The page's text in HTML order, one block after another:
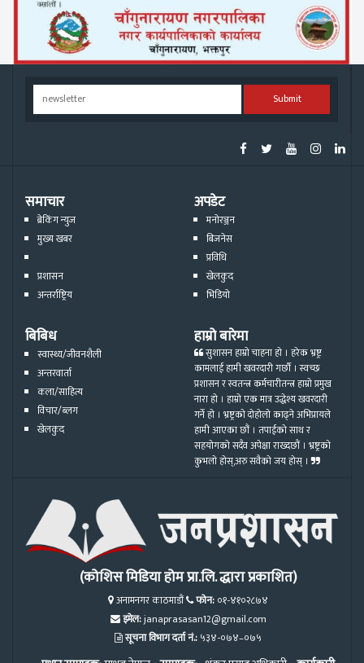
Submit
समाचार
ब्रेकिंग न्युज
मुख्य खबर
प्रशासन
अन्तर्राष्ट्रिय
अपडेट
मनोरञ्जन
बिजनेस
प्रविधि
खेलकुद
भिडियो
बिबिध
स्वास्थ्य/जीवनशैली
अन्तरवार्ता
कला/साहित्य
विचार/ब्लग
खेलकुद
हाम्रो बारेमा
सुशासन हाम्रो चाहना हो । हरेक भ्रष्ट्र
कामलाई हामी खवरदारी गर्छौ । स्वच्छ
प्रशासन र स्वतन्त्र कर्मचारीतन्त्र हाम्रो प्रमुख
नारा हो । हाम्रो एक मात्र उद्धेश्य खवरदारी
गर्ने हो । भ्रष्ट्रको दोहोलो काढ्ने अभिप्रायले
हामी आएका छौं । तपाईको साथ र
सहयोगको सदैव अपेक्षा राख्दछौं । भ्रष्ट्रको
कुभलो होस्,अरु सवैको जय होस् ।
(कोशिस मिडिया होम प्रा.लि. द्धारा प्रकाशित)
अनामनगर काठमाडौं फोन: ०१-४१०२८७४
इमेल:janaprasasan12@gmail.com
सूचना विभाग दर्ता नं.: ५३४-०७४–०७५